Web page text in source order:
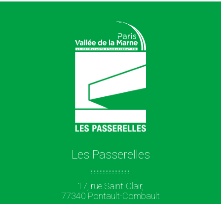
Les Passerelles
17, rue Saint-Clair,
77340 Pontault-Combault